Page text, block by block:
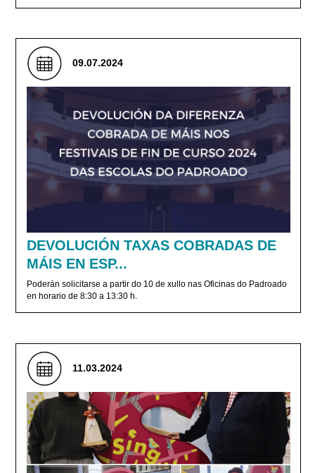
09.07.2024
DEVOLUCIÓN TAXAS COBRADAS DE
MÁIS EN ESP...
Poderán solicitarse a partir do 10 de xullo nas Oficinas do Padroado
en horario de 8:30 a 13:30 h.
11.03.2024